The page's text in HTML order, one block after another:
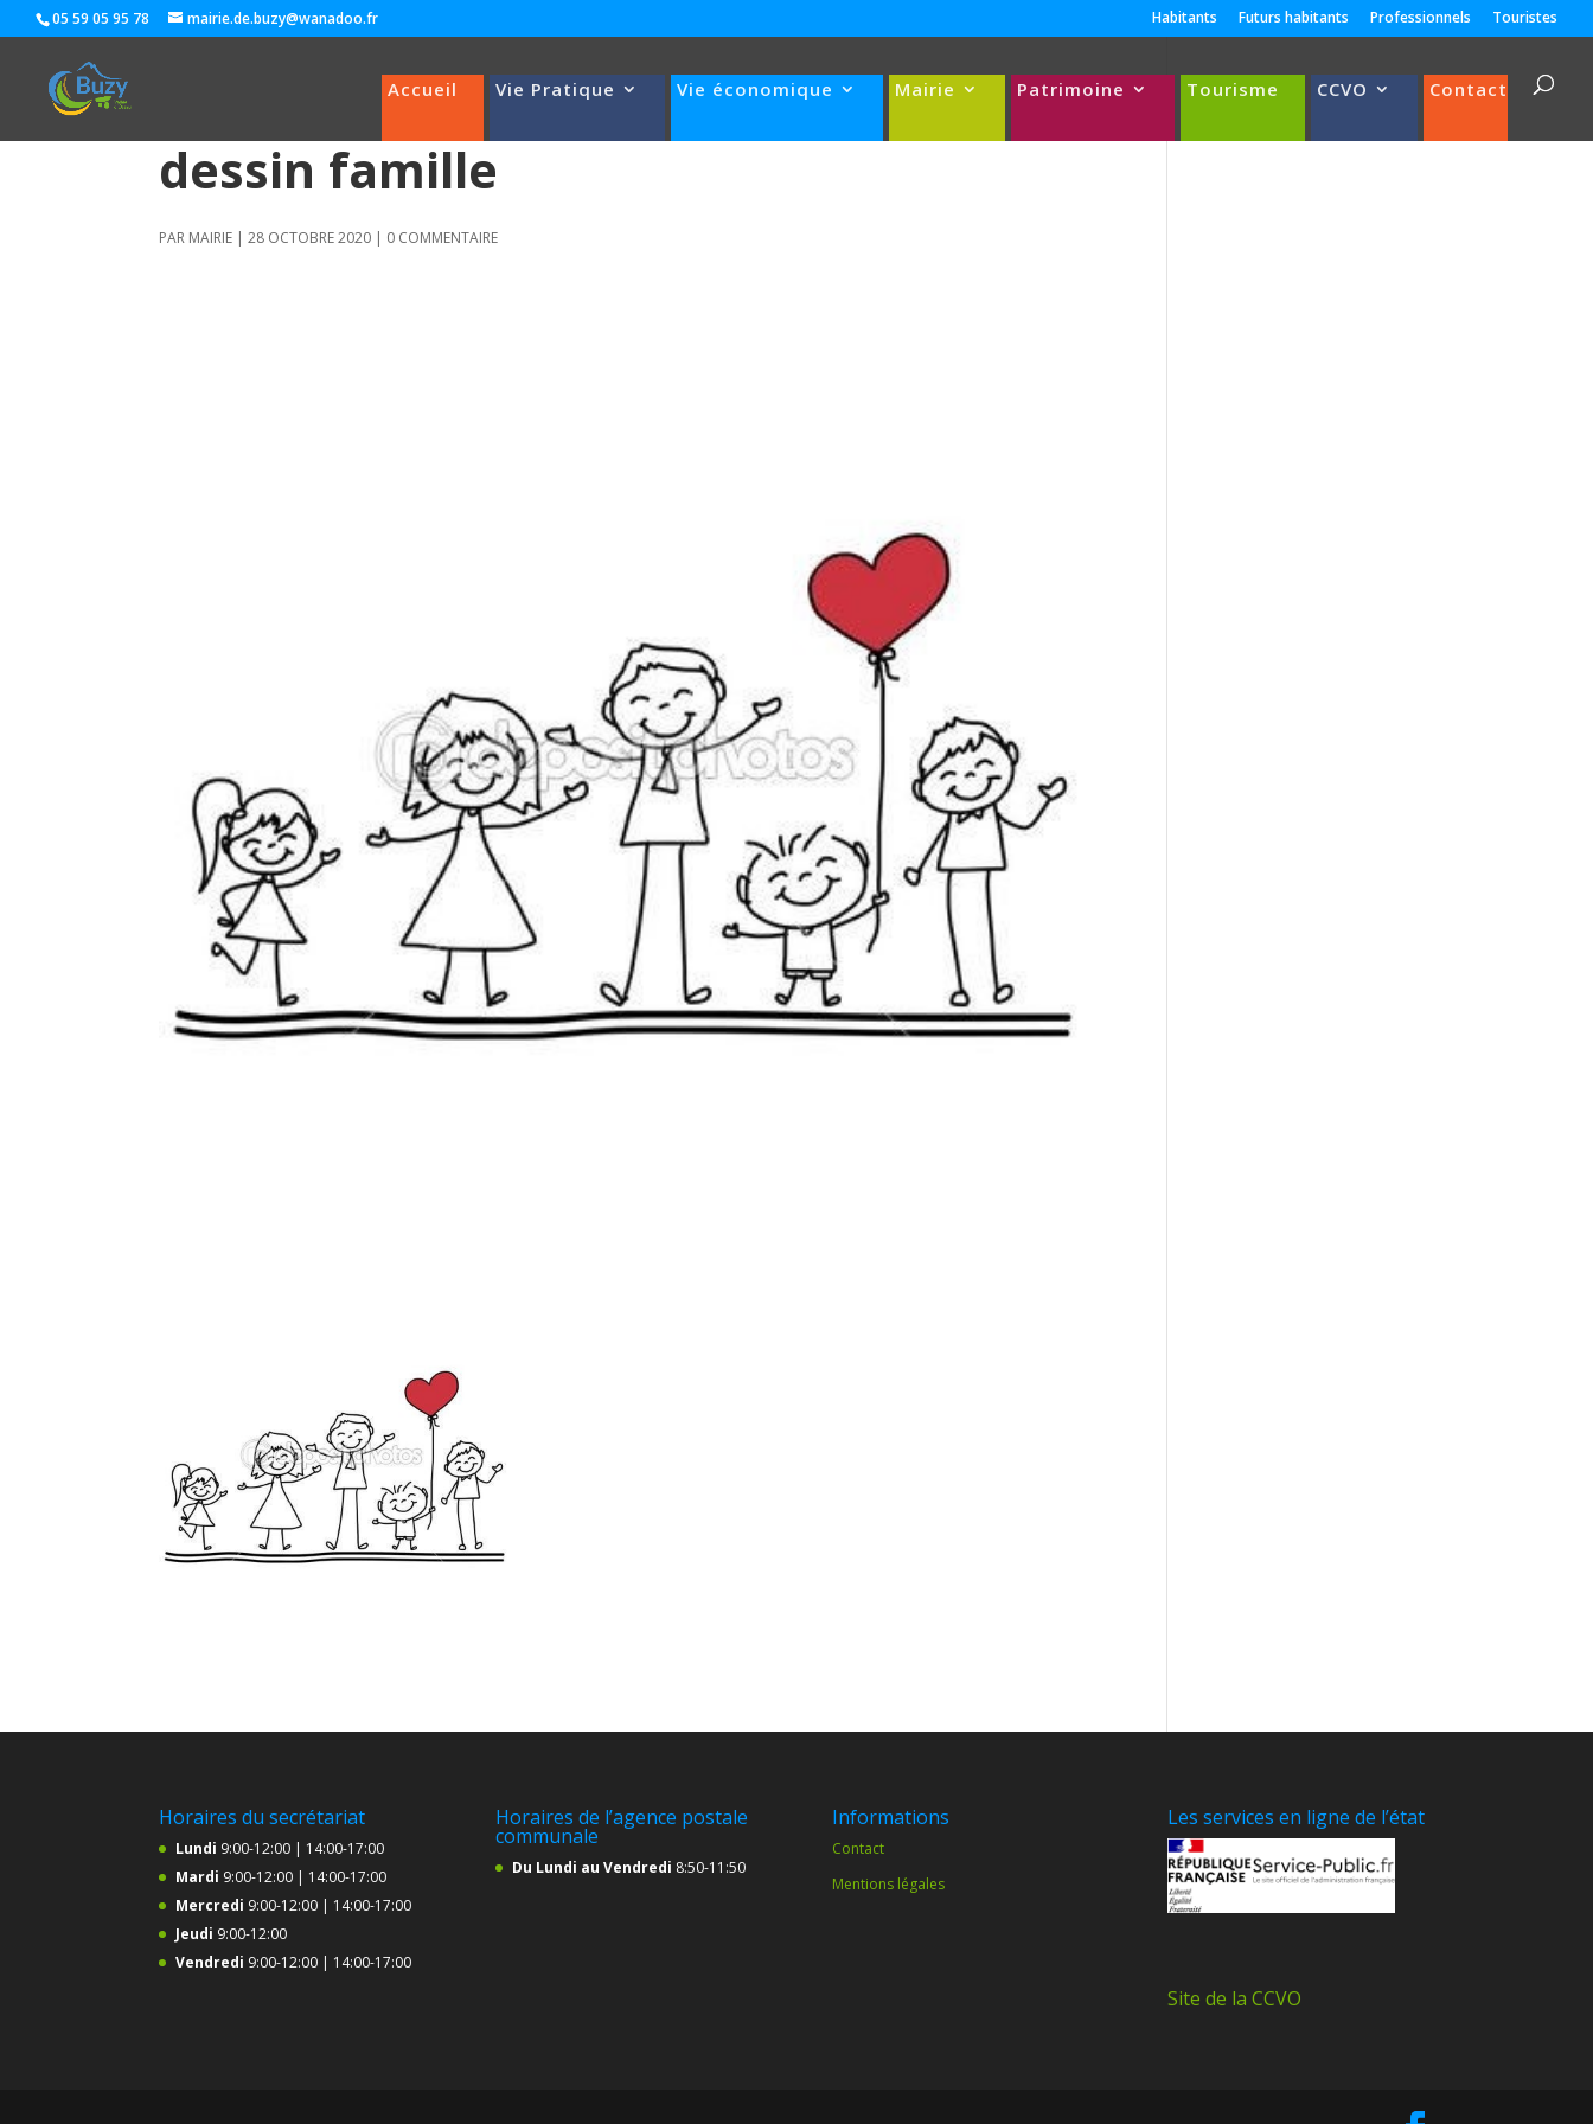
05 59 05 95 78 mairie.de.buzy@wanadoo.fr Habitants Futurs habitants Professionnels Touristes
Accueil Vie Pratique Vie économique Mairie Patrimoine Tourisme CCVO Contact
dessin famille
PAR MAIRIE |28 OCTOBRE 2020 | 0 COMMENTAIRE
Horaires du secrétariat
Lundi 9:00-12:00 | 14:00-17:00
Mardi 9:00-12:00 | 14:00-17:00
Mercredi 9:00-12:00 | 14:00-17:00
Jeudi 9:00-12:00
Vendredi 9:00-12:00 | 14:00-17:00
Horaires de l’agence postale
communale
Du Lundi au Vendredi 8:50-11:50
Informations
Contact
Mentions légales
Les services en ligne de l’état
Site de la CCVO